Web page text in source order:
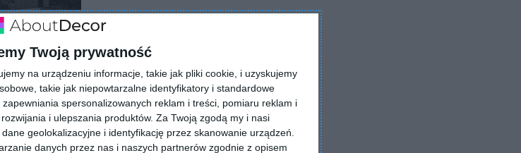
Twoją prywatność
na urządzeniu informacje, takie jak pliki cookie, i uzyskujemy
takie jak niepowtarzalne identyfikatory i standardowe
spersonalizowanych reklam i treści, pomiaru reklam i
i ulepszania produktów. Za Twoją zgodą my i nasi
geolokalizacyjne i identyfikację przez skanowanie urządzeń.
danych przez nas i naszych partnerów zgodnie z opisem